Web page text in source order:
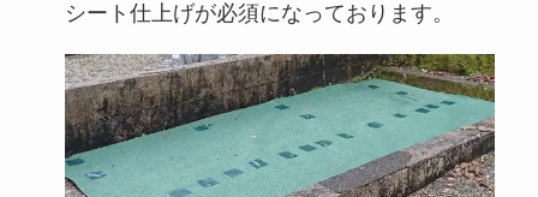
シート仕上げが必須になっております。